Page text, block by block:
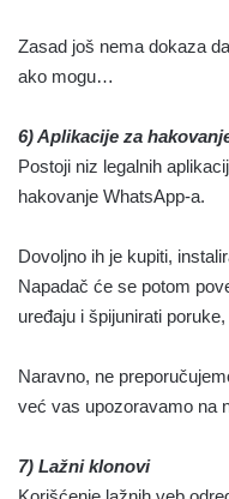
Zasad još nema dokaza
ako mogu…
6) Aplikacije za
Postoji niz legalnih
hakovanje WhatsApp-a.
Dovoljno ih je kupiti,
Napadač će se potom
uređaju i špijunirati
Naravno, ne
već vas upozoravamo na
7) Lažni klonovi